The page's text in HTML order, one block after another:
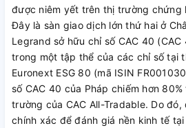
được niêm yết trên thị trường chứng
Đây là sàn giao dịch lớn thứ hai ở
Legrand sở hữu chỉ số CAC 40
trong một tập thể của các chỉ số tại
Euronext ESG 80 (mã ISIN
số CAC 40 của Pháp chiếm hơn
trường của CAC All-Tradable. Do
chính xác để đánh giá nền kinh tế tại